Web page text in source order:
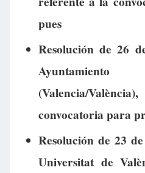
pues
Resolución de 26
(Valencia/
convocatoria para
Resolución de 23
Universitat de